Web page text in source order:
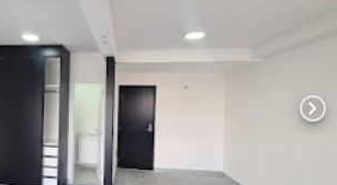
chevron_right